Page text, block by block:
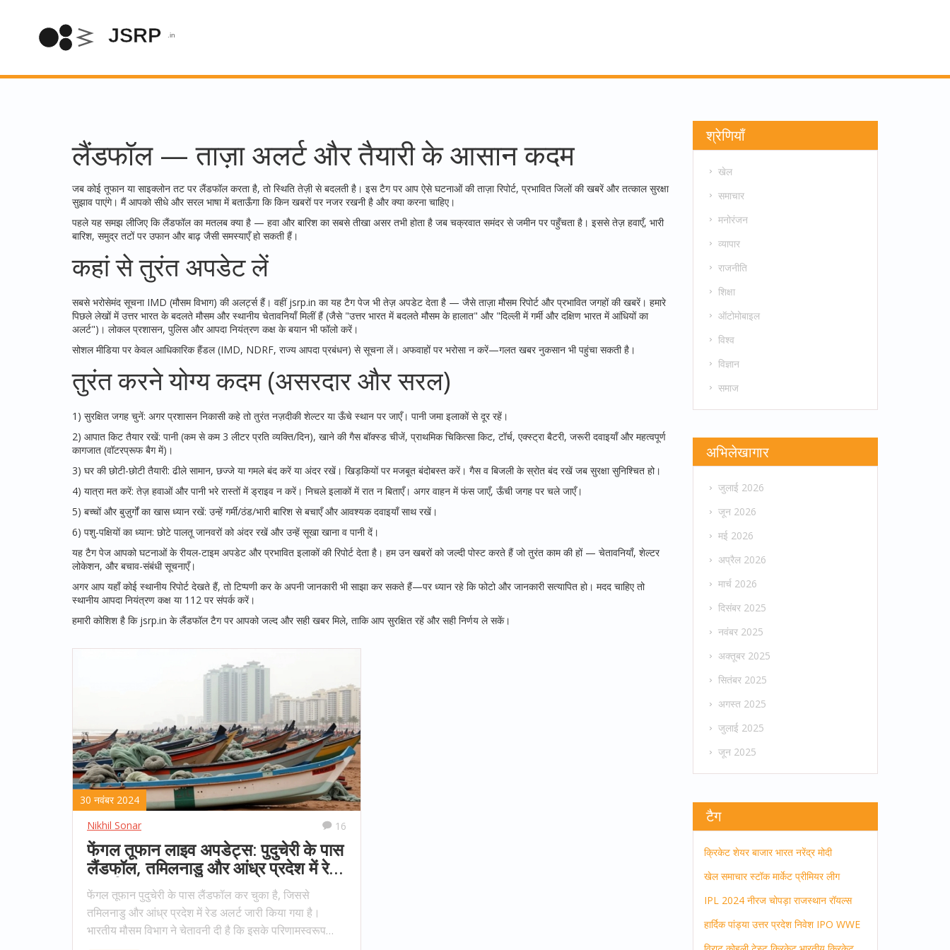
लैंडफॉल — ताज़ा अलर्ट और तैयारी के आसान कदम
जब कोई तूफान या साइक्लोन तट पर लैंडफॉल करता है, तो स्थिति तेज़ी से बदलती है। इस टैग पर आप ऐसे घटनाओं की ताज़ा रिपोर्ट, प्रभावित जिलों की खबरें और तत्काल सुरक्षा
सुझाव पाएंगे। मैं आपको सीधे और सरल भाषा में बताऊँगा कि किन खबरों पर नजर रखनी है और क्या करना चाहिए।
पहले यह समझ लीजिए कि लैंडफॉल का मतलब क्या है — हवा और बारिश का सबसे तीखा असर तभी होता है जब चक्रवात समंदर से जमीन पर पहुँचता है। इससे तेज़ हवाएँ, भारी
बारिश, समुद्र तटों पर उफान और बाढ़ जैसी समस्याएँ हो सकती हैं।
कहां से तुरंत अपडेट लें
सबसे भरोसेमंद सूचना IMD (मौसम विभाग) की अलर्ट्स हैं। वहीं jsrp.in का यह टैग पेज भी तेज़ अपडेट देता है — जैसे ताज़ा मौसम रिपोर्ट और प्रभावित जगहों की खबरें। हमारे
पिछले लेखों में उत्तर भारत के बदलते मौसम और स्थानीय चेतावनियाँ मिलीं हैं (जैसे "उत्तर भारत में बदलते मौसम के हालात" और "दिल्ली में गर्मी और दक्षिण भारत में आंधियों का
अलर्ट")। लोकल प्रशासन, पुलिस और आपदा नियंत्रण कक्ष के बयान भी फॉलो करें।
सोशल मीडिया पर केवल आधिकारिक हैंडल (IMD, NDRF, राज्य आपदा प्रबंधन) से सूचना लें। अफवाहों पर भरोसा न करें—गलत खबर नुकसान भी पहुंचा सकती है।
तुरंत करने योग्य कदम (असरदार और सरल)
1) सुरक्षित जगह चुनें: अगर प्रशासन निकासी कहे तो तुरंत नज़दीकी शेल्टर या ऊँचे स्थान पर जाएँ। पानी जमा इलाकों से दूर रहें।
2) आपात किट तैयार रखें: पानी (कम से कम 3 लीटर प्रति व्यक्ति/दिन), खाने की गैस बॉक्स्ड चीजें, प्राथमिक चिकित्सा किट, टॉर्च, एक्स्ट्रा बैटरी, जरूरी दवाइयाँ और महत्वपूर्ण
कागजात (वॉटरप्रूफ बैग में)।
3) घर की छोटी-छोटी तैयारी: ढीले सामान, छज्जे या गमले बंद करें या अंदर रखें। खिड़कियों पर मजबूत बंदोबस्त करें। गैस व बिजली के स्रोत बंद रखें जब सुरक्षा सुनिश्चित हो।
4) यात्रा मत करें: तेज़ हवाओं और पानी भरे रास्तों में ड्राइव न करें। निचले इलाकों में रात न बिताएँ। अगर वाहन में फंस जाएँ, ऊँची जगह पर चले जाएँ।
5) बच्चों और बुज़ुर्गों का खास ध्यान रखें: उन्हें गर्मी/ठंड/भारी बारिश से बचाएँ और आवश्यक दवाइयाँ साथ रखें।
6) पशु-पक्षियों का ध्यान: छोटे पालतू जानवरों को अंदर रखें और उन्हें सूखा खाना व पानी दें।
यह टैग पेज आपको घटनाओं के रीयल-टाइम अपडेट और प्रभावित इलाकों की रिपोर्ट देता है। हम उन खबरों को जल्दी पोस्ट करते हैं जो तुरंत काम की हों — चेतावनियाँ, शेल्टर
लोकेशन, और बचाव-संबंधी सूचनाएँ।
अगर आप यहाँ कोई स्थानीय रिपोर्ट देखते हैं, तो टिप्पणी कर के अपनी जानकारी भी साझा कर सकते हैं—पर ध्यान रहे कि फोटो और जानकारी सत्यापित हो। मदद चाहिए तो
स्थानीय आपदा नियंत्रण कक्ष या 112 पर संपर्क करें।
हमारी कोशिश है कि jsrp.in के लैंडफॉल टैग पर आपको जल्द और सही खबर मिले, ताकि आप सुरक्षित रहें और सही निर्णय ले सकें।
30 नवंबर 2024
Nikhil Sonar
16
फेंगल तूफान लाइव अपडेट्स: पुदुचेरी के पास
लैंडफॉल, तमिलनाडु और आंध्र प्रदेश में रेड
अलर्ट
फेंगल तूफान पुदुचेरी के पास लैंडफॉल कर चुका है, जिससे
तमिलनाडु और आंध्र प्रदेश में रेड अलर्ट जारी किया गया है।
भारतीय मौसम विभाग ने चेतावनी दी है कि इसके परिणामस्वरूप
श्रेणियाँ
खेल
समाचार
मनोरंजन
व्यापार
राजनीति
शिक्षा
ऑटोमोबाइल
विश्व
विज्ञान
समाज
अभिलेखागार
जुलाई 2026
जून 2026
मई 2026
अप्रैल 2026
मार्च 2026
दिसंबर 2025
नवंबर 2025
अक्तूबर 2025
सितंबर 2025
अगस्त 2025
जुलाई 2025
जून 2025
टैग
क्रिकेट शेयर बाजार भारत नरेंद्र मोदी
खेल समाचार स्टॉक मार्केट प्रीमियर लीग
IPL 2024 नीरज चोपड़ा राजस्थान रॉयल्स
हार्दिक पांड्या उत्तर प्रदेश निवेश IPO WWE